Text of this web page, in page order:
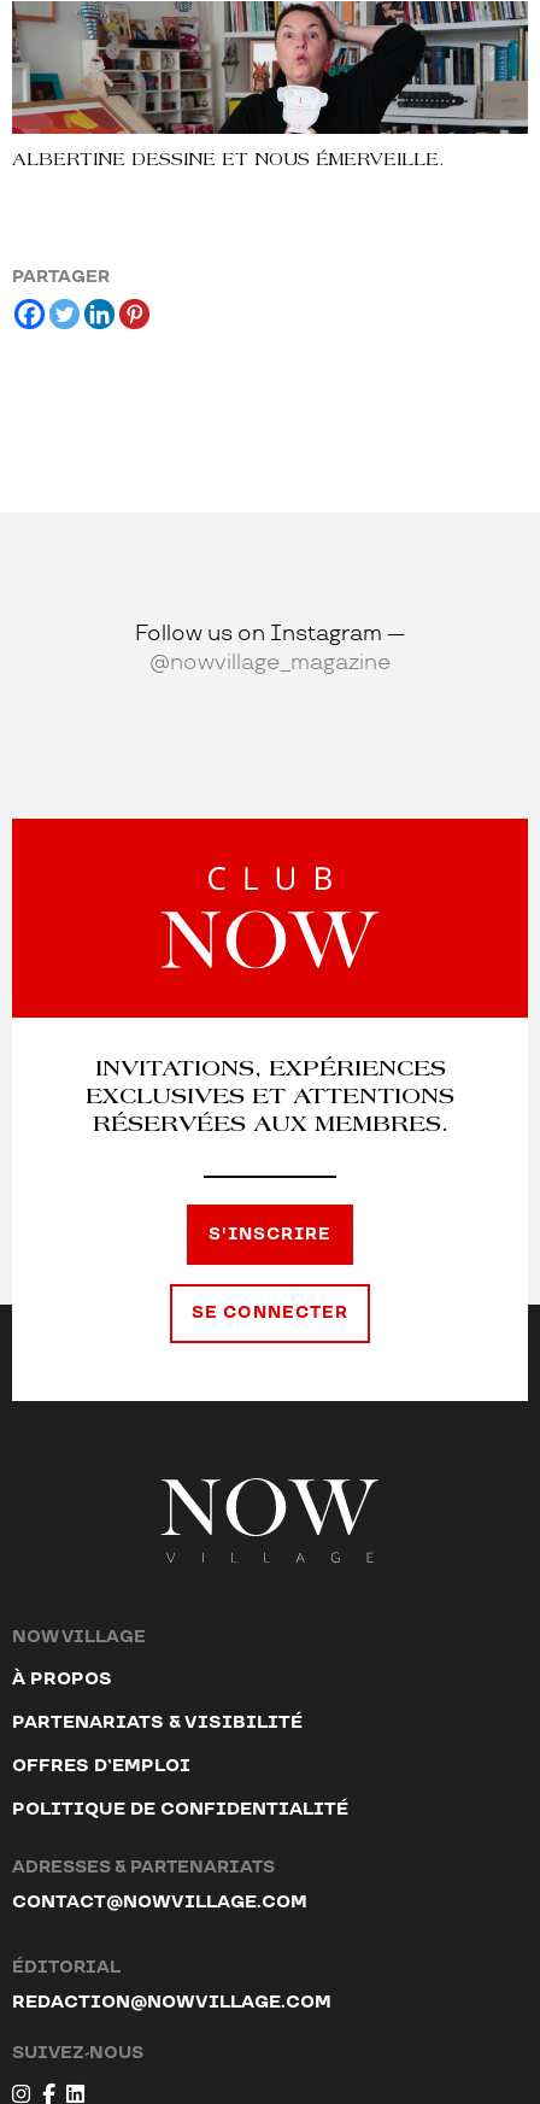
ALBERTINE DESSINE ET NOUS ÉMERVEILLE.
PARTAGER
Follow us on Instagram —
@nowvillage_magazine
INVITATIONS, EXPÉRIENCES
EXCLUSIVES ET ATTENTIONS
RÉSERVÉES AUX MEMBRES.
S'INSCRIRE
SE CONNECTER
NOW VILLAGE
À PROPOS
PARTENARIATS & VISIBILITÉ
OFFRES D’EMPLOI
POLITIQUE DE CONFIDENTIALITÉ
ADRESSES & PARTENARIATS
CONTACT@NOWVILLAGE.COM
ÉDITORIAL
REDACTION@NOWVILLAGE.COM
SUIVEZ-NOUS